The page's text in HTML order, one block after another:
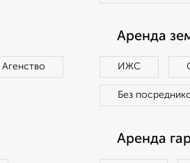
Агенство
Аренда
ИЖС
Без
Аренда